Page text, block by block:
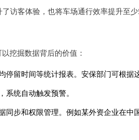
访客体验，也将车场通行效率提升至少
挖掘数据背后的价值：
停留时间等统计报表。安保部门可根
系统自动触发预警。
同步和权限管理。例如某外资企业在